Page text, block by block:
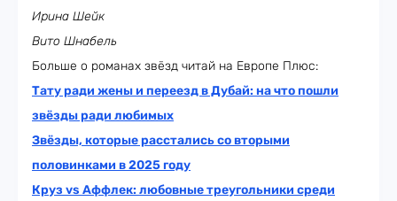
Ирина Шейк
Вито Шнабель
Больше о романах звёзд читай на Европе Плюс:
Тату ради жены и переезд в Дубай: на что пошли
звёзды ради любимых
Звёзды, которые расстались со вторыми
половинками в 2025 году
Круз vs Аффлек: любовные треугольники среди